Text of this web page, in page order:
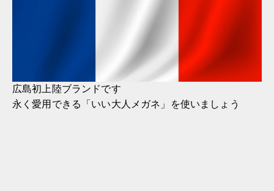
広島初上陸ブランドです
永く愛用できる「いい大人メガネ」を使いましょう